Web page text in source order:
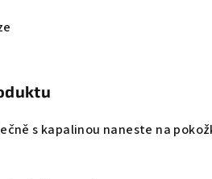
s kapalinou naneste na